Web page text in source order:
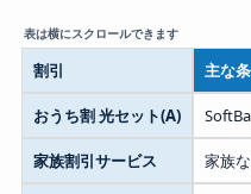
割引 主な
おうち割 光セット(A)
家族割引サービス 家族